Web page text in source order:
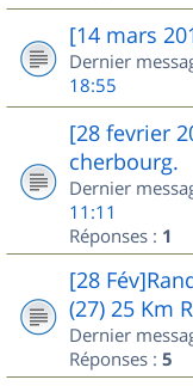
[14 mars
Dernier
18:55
[28 fevrier
cherbourg.
Dernier
11:11
Réponses : 1
[28
(27) 25 Km
Dernier
Réponses : 5